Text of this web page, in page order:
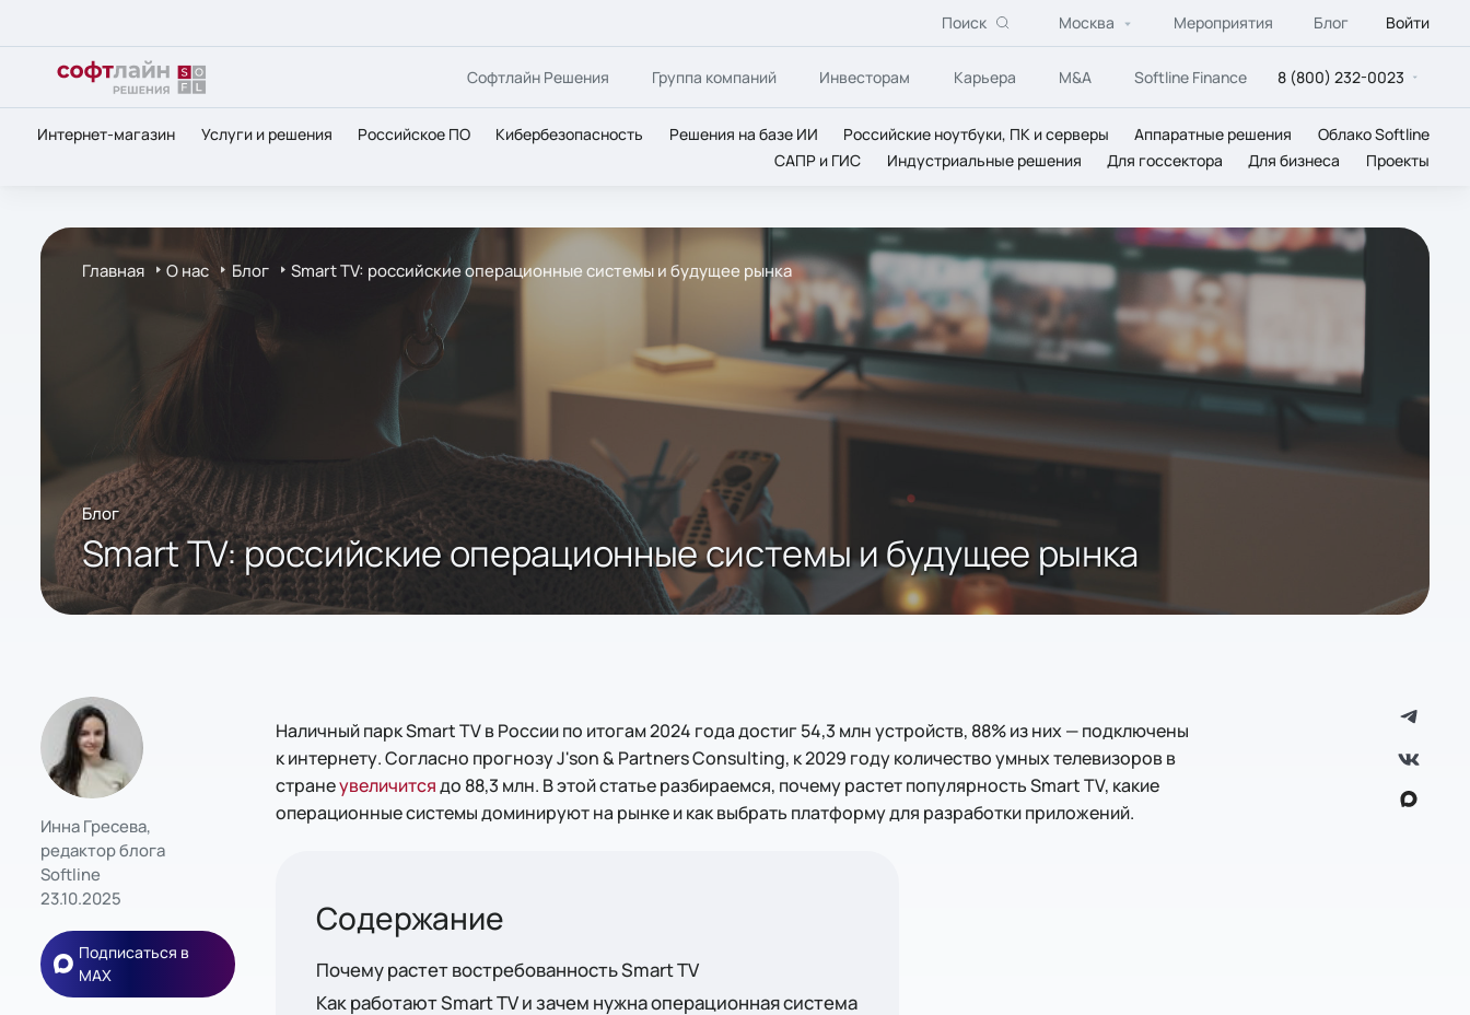
Поиск Москва Мероприятия Блог Войти
Софтлайн Решения Группа компаний Инвесторам Карьера M&A Softline Finance 8 (800) 232-0023
Интернет-магазин Услуги и решения Российское ПО Кибербезопасность Решения на базе ИИ Российские ноутбуки, ПК и серверы Аппаратные решения
Облако Softline
САПР и ГИС
Индустриальные решения Для госсектора Для бизнеса Проекты
Главная О нас Блог Smart TV: российские операционные системы и будущее рынка
Блог
Smart TV: российские операционные системы и будущее рынка
Инна Гресева,
редактор блога
Softline
23.10.2025
Подписаться в
MAX
Наличный парк Smart TV в России по итогам 2024 года достиг 54,3 млн устройств, 88% из них — подключены
к интернету. Согласно прогнозу J'son & Partners Consulting, к 2029 году количество умных телевизоров в
странеувеличитсядо 88,3 млн. В этой статье разбираемся, почему растет популярность Smart TV, какие
операционные системы доминируют на рынке и как выбрать платформу для разработки приложений.
Почему растет востребованность Smart TV
Как работают Smart TV и зачем нужна операционная система